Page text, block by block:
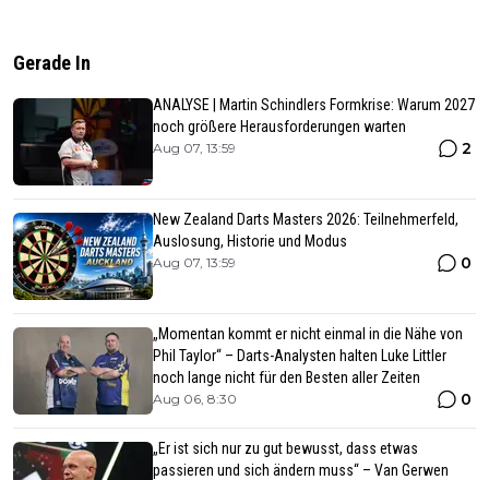
Gerade In
ANALYSE | Martin Schindlers Formkrise: Warum 2027
noch größere Herausforderungen warten
Aug 07, 13:59 2
New Zealand Darts Masters 2026: Teilnehmerfeld,
Auslosung, Historie und Modus
Aug 07, 13:59 0
„Momentan kommt er nicht einmal in die Nähe von
Phil Taylor“ – Darts-Analysten halten Luke Littler
noch lange nicht für den Besten aller Zeiten
Aug 06, 8:30 0
„Er ist sich nur zu gut bewusst, dass etwas
passieren und sich ändern muss“ – Van Gerwen